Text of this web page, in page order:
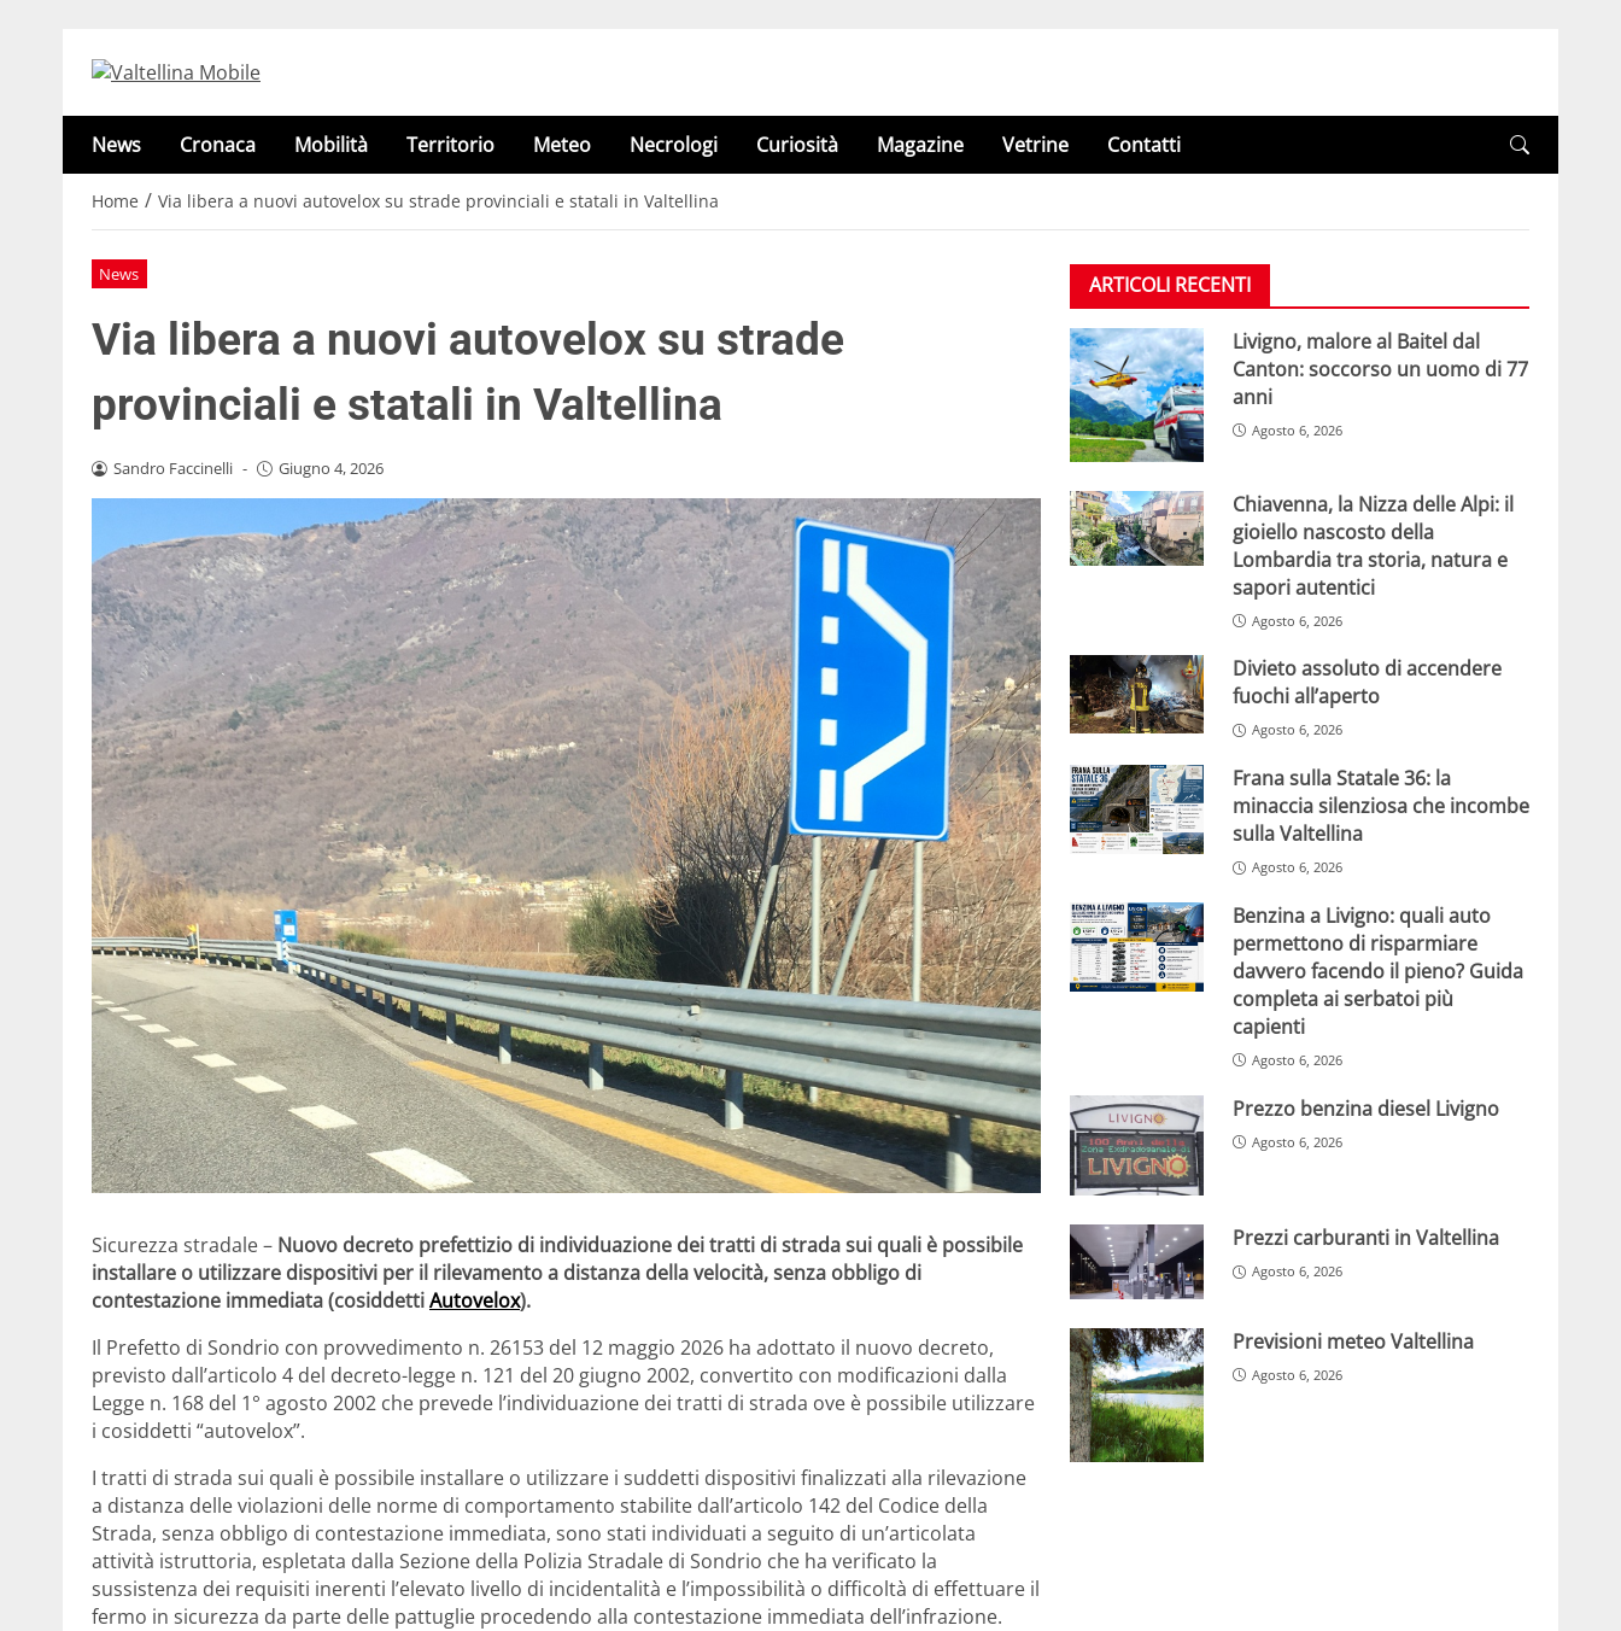
News Cronaca Mobilità Territorio Meteo Necrologi Curiosità Magazine Vetrine Contatti
Home / Via libera a nuovi autovelox su strade provinciali e statali in Valtellina
News
Via libera a nuovi autovelox su strade
provinciali e statali in Valtellina
Sandro Faccinelli - Giugno 4, 2026
Sicurezza stradale – Nuovo decreto prefettizio di individuazione dei tratti di strada sui quali è possibile
installare o utilizzare dispositivi per il rilevamento a distanza della velocità, senza obbligo di
contestazione immediata (cosiddettiAutovelox).
Il Prefetto di Sondrio con provvedimento n. 26153 del 12 maggio 2026 ha adottato il nuovo decreto,
previsto dall’articolo 4 del decreto-legge n. 121 del 20 giugno 2002, convertito con modificazioni dalla
Legge n. 168 del 1° agosto 2002 che prevede l’individuazione dei tratti di strada ove è possibile utilizzare
i cosiddetti “autovelox”.
I tratti di strada sui quali è possibile installare o utilizzare i suddetti dispositivi finalizzati alla rilevazione
a distanza delle violazioni delle norme di comportamento stabilite dall’articolo 142 del Codice della
Strada, senza obbligo di contestazione immediata, sono stati individuati a seguito di un’articolata
attività istruttoria, espletata dalla Sezione della Polizia Stradale di Sondrio che ha verificato la
sussistenza dei requisiti inerenti l’elevato livello di incidentalità e l’impossibilità o difficoltà di effettuare il
fermo in sicurezza da parte delle pattuglie procedendo alla contestazione immediata dell’infrazione.
ARTICOLI RECENTI
Livigno, malore al Baitel dal
Canton: soccorso un uomo di 77
anni
Agosto 6, 2026
Chiavenna, la Nizza delle Alpi: il
gioiello nascosto della
Lombardia tra storia, natura e
sapori autentici
Agosto 6, 2026
Divieto assoluto di accendere
fuochi all’aperto
Agosto 6, 2026
Frana sulla Statale 36: la
minaccia silenziosa che incombe
sulla Valtellina
Agosto 6, 2026
Benzina a Livigno: quali auto
permettono di risparmiare
davvero facendo il pieno? Guida
completa ai serbatoi più
capienti
Agosto 6, 2026
Prezzo benzina diesel Livigno
Agosto 6, 2026
Prezzi carburanti in Valtellina
Agosto 6, 2026
Previsioni meteo Valtellina
Agosto 6, 2026